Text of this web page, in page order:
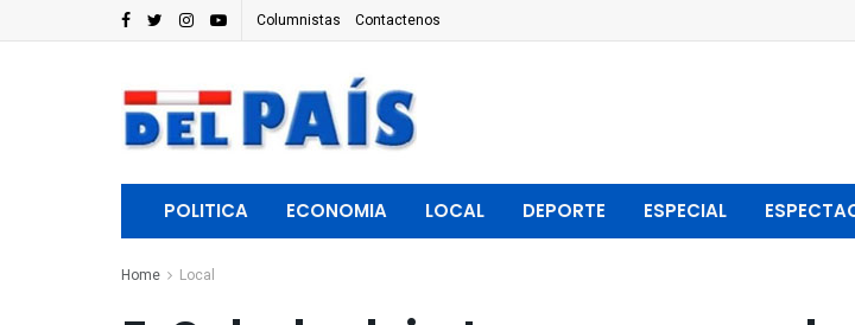
Columnistas Contactenos
POLITICA ECONOMIA LOCAL DEPORTE ESPECIAL
Home Local